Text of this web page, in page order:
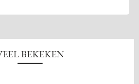
BEKEKEN